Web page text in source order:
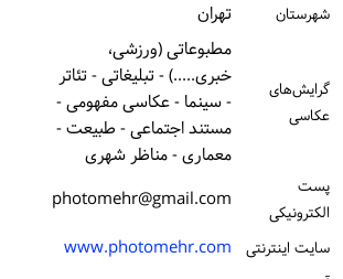
شهرستان تهران
گرایش‌های
عکاسی
مطبوعاتی (ورزشی،
خبری.....) - تبلیغاتی - تئاتر
- سینما - عکاسی مفهومی -
مستند اجتماعی - طبیعت -
معماری - مناظر شهری
پست
الكترونیكی
photomehr@gmail.com
سایت اینترنتی www.photomehr.com